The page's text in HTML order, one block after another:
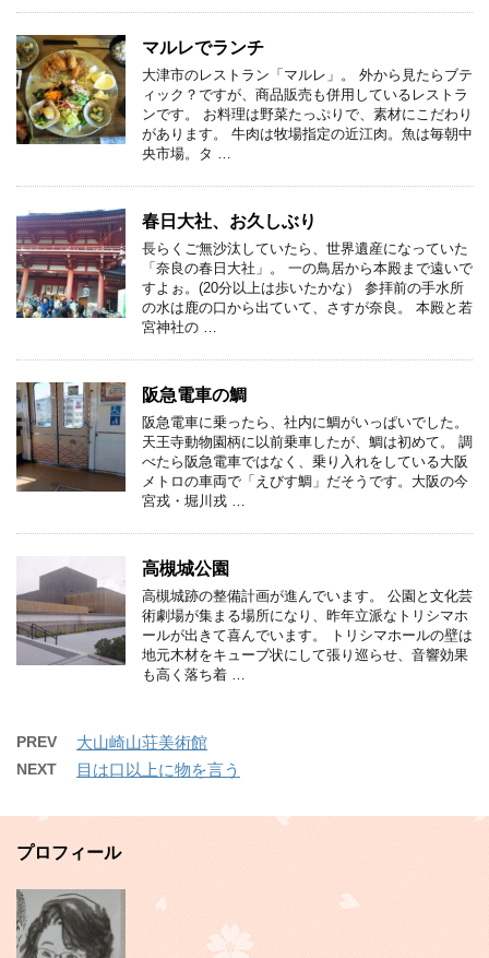
マルレでランチ
大津市のレストラン「マルレ」。 外から見たらブテ
ィック？ですが、商品販売も併用しているレストラ
ンです。 お料理は野菜たっぷりで、素材にこだわり
があります。 牛肉は牧場指定の近江肉。魚は毎朝中
央市場。タ …
春日大社、お久しぶり
長らくご無沙汰していたら、世界遺産になっていた
「奈良の春日大社」。 一の鳥居から本殿まで遠いで
すよぉ。(20分以上は歩いたかな） 参拝前の手水所
の水は鹿の口から出ていて、さすが奈良。 本殿と若
宮神社の …
阪急電車の鯛
阪急電車に乗ったら、社内に鯛がいっぱいでした。
天王寺動物園柄に以前乗車したが、鯛は初めて。 調
べたら阪急電車ではなく、乗り入れをしている大阪
メトロの車両で「えびす鯛」だそうです。大阪の今
宮戎・堀川戎 …
高槻城公園
高槻城跡の整備計画が進んでいます。 公園と文化芸
術劇場が集まる場所になり、昨年立派なトリシマホ
ールが出きて喜んでいます。 トリシマホールの壁は
地元木材をキューブ状にして張り巡らせ、音響効果
も高く落ち着 …
PREV 大山崎山荘美術館
NEXT 目は口以上に物を言う
プロフィール